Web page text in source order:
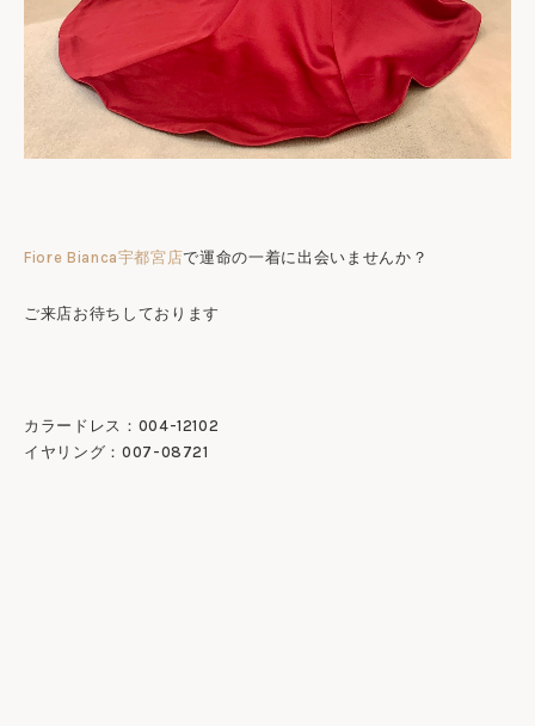
Fiore Bianca宇都宮店で運命の一着に出会いませんか？
ご来店お待ちしております
カラードレス：004-12102
イヤリング：007-08721